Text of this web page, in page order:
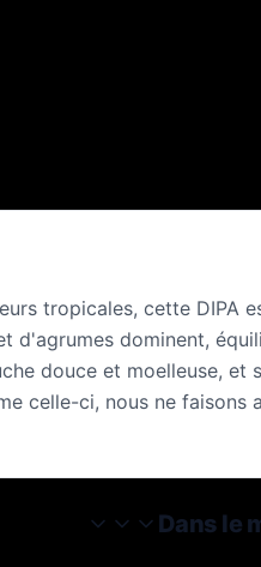
tropicales, cette DIPA
d'agrumes dominent,
douce et moelleuse,
celle-ci, nous ne
Dans le